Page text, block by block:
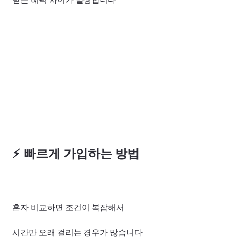
⚡ 빠르게 가입하는 방법
혼자 비교하면 조건이 복잡해서
시간만 오래 걸리는 경우가 많습니다